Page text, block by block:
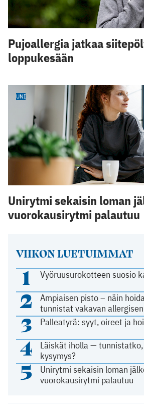
VIIKON LUETUIMMAT
1 Vyöruusurokotteen suosio
2
Ampiaisen pisto – näin
tunnistat vakavan
3 Palleatyrä: syyt, oireet ja
4
Läiskät iholla —
kysymys?
5
Unirytmi sekaisin loman
vuorokausirytmi palautuu
Pujoallergia jatkaa
loppukesään
UNI
Unirytmi sekaisin loman
vuorokausirytmi palautuu